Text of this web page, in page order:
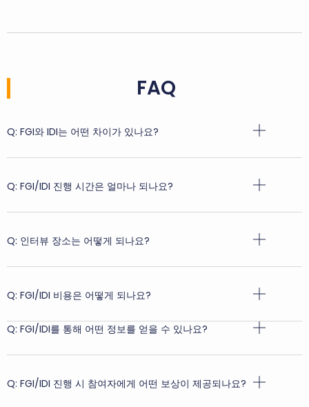
FAQ
Q: FGI와 IDI는 어떤 차이가 있나요?
Q: FGI/IDI 진행 시간은 얼마나 되나요?
Q: 인터뷰 장소는 어떻게 되나요?
Q: FGI/IDI 비용은 어떻게 되나요?
Q: FGI/IDI를 통해 어떤 정보를 얻을 수 있나요?
Q: FGI/IDI 진행 시 참여자에게 어떤 보상이 제공되나요?